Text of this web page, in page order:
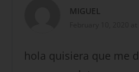
MIGUEL
hola quisiera que me